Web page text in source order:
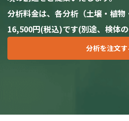
分析料金は、各分析（土壌・植物
16,500円(税込)です(別途、検体の
分析を注文す